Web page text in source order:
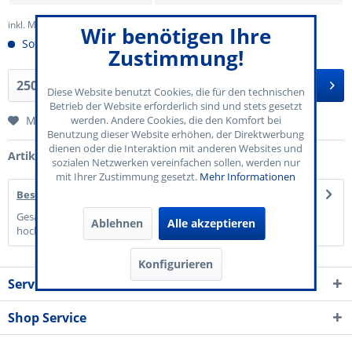
inkl. MwSt.
Sofort versandfertig
In den Warenkorb
Merken
Artikel-Nr.: 70-120-102
Beschreibung
Gesamtwert 20,00 € Einzelwerte von 0,50 € bis 2,- € auf
hochwertigem Karton mit... mehr
Service Kontakt
Shop Service
Wir benötigen Ihre
Zustimmung!
Diese Website benutzt Cookies, die für den technischen
Betrieb der Website erforderlich sind und stets gesetzt
werden. Andere Cookies, die den Komfort bei
Benutzung dieser Website erhöhen, der Direktwerbung
dienen oder die Interaktion mit anderen Websites und
sozialen Netzwerken vereinfachen sollen, werden nur
mit Ihrer Zustimmung gesetzt. Mehr Informationen
Ablehnen Alle akzeptieren
Konfigurieren